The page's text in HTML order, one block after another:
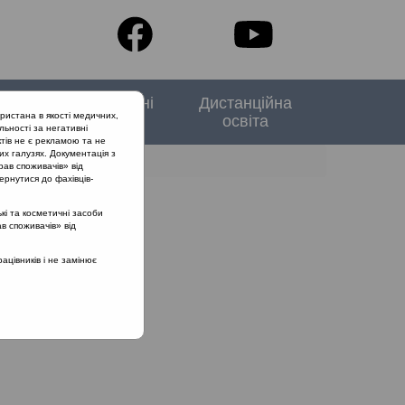
Спеціальні
випуски
Дистанційна
освіта
в якості медичних,
за негативні
не є рекламою та не
галузях. Документація з
споживачів» від
до фахівців-
та косметичні засоби
споживачів» від
і не замінює